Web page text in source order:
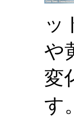
ッ
や
変
す。